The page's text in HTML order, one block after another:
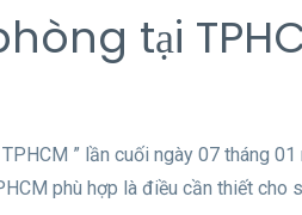
tại
” lần cuối ngày 07 tháng
phù hợp là điều cần thiết cho